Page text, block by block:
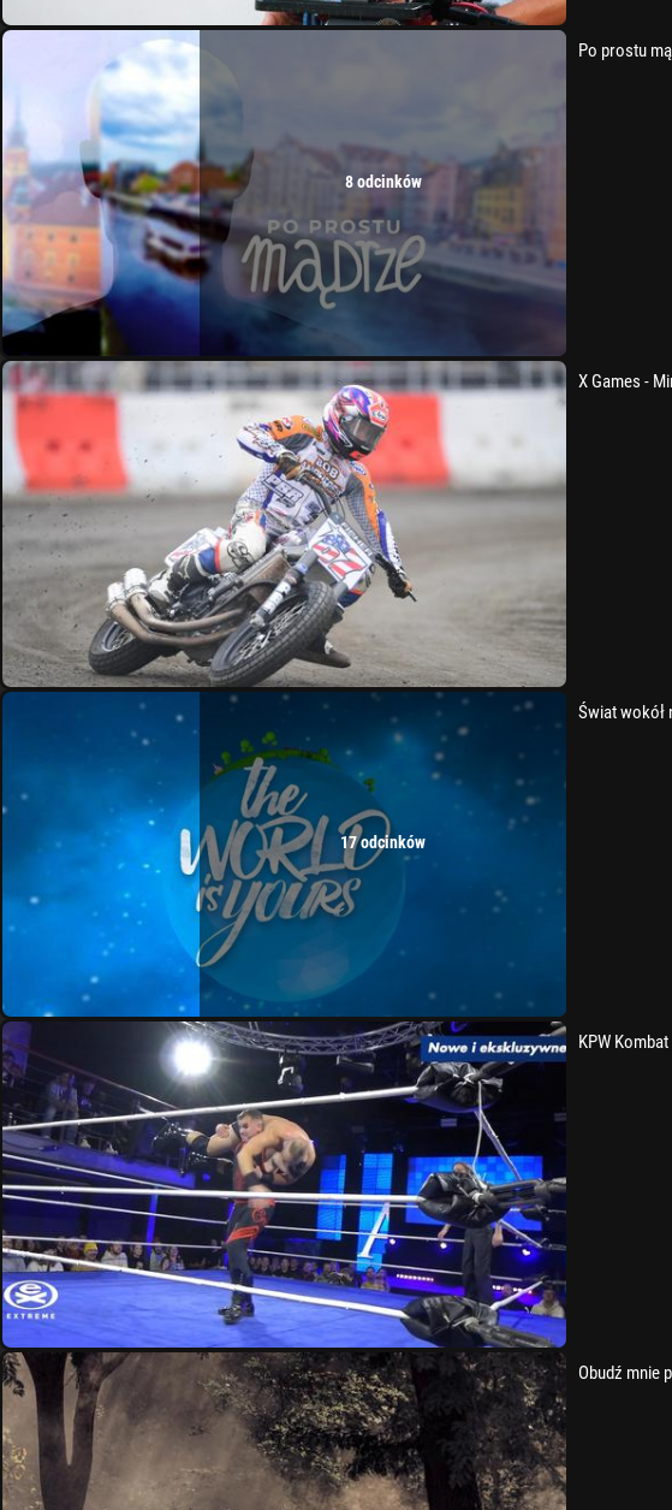
8 odcinków
Po prostu
X Games -
17 odcinków
Świat wokół
KPW
Obudź mnie